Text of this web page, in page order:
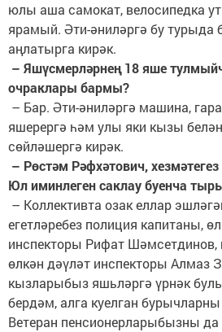
юлы аша самокат, велосипедка
ярамый. Әти-әниләргә бу турыда
аңлатырга кирәк.
– Яшүсмерләрнең 18 яше
очраклары бармы?
– Бар. Әти-әниләргә машина,
яшерергә һәм улы яки кызы
сөйләшергә кирәк.
– Рөстәм Рәфхәтович,
Юл иминлеген саклау буенча
– Коллективта озак еллар
егетләребез полиция капитаны,
инспекторы Рифат Шәмсетдинов,
өлкән дәүләт инспекторы Алмаз
кызларыбыз яшьләргә үрнәк
бердәм, алга куелган бурычларны
Ветеран пенсионерларыбызны